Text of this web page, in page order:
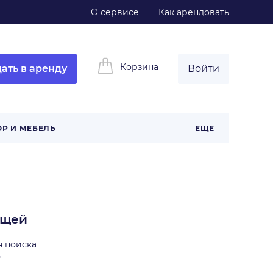
О сервисе Как арендовать
в аренду Корзина Войти
И МЕБЕЛЬ ЕЩЕ
поиска